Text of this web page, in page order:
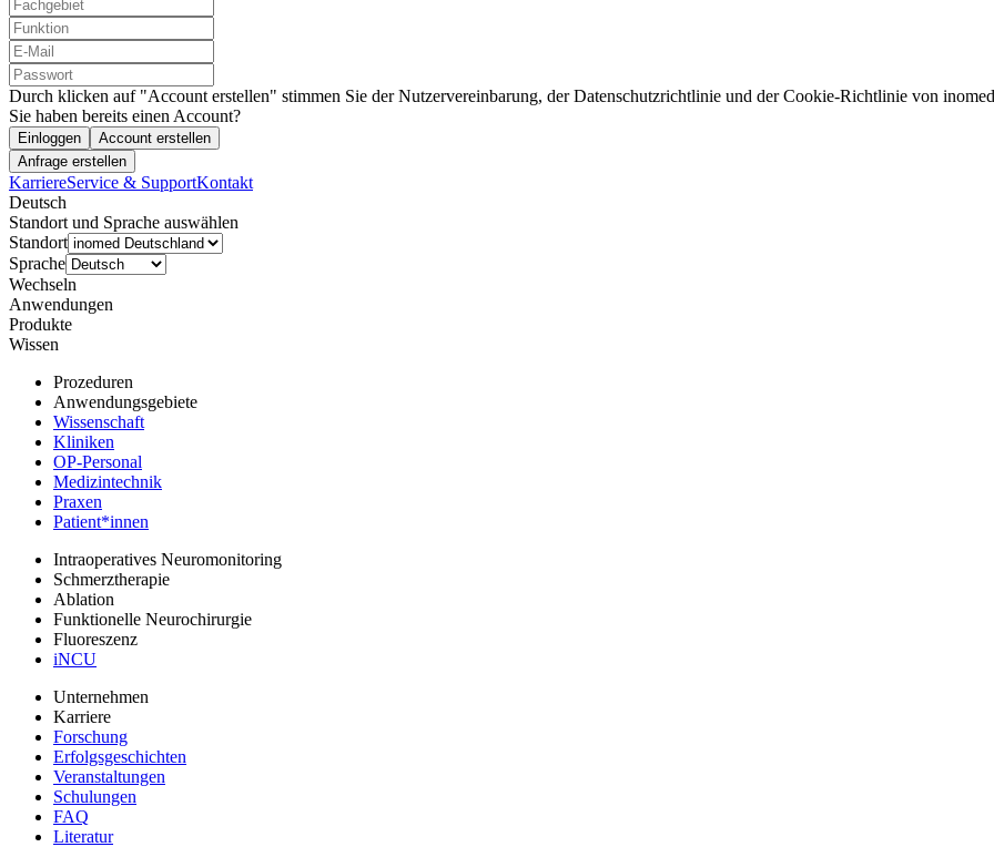
Durch klicken auf "Account erstellen" stimmen Sie der Nutzervereinbarung, der Datenschutzrichtlinie und der Cookie-Richtlinie von
Sie haben bereits einen Account?
Einloggen
Account erstellen
Anfrage erstellen
KarriereService & SupportKontakt
Deutsch
Standort und Sprache auswählen
Standort
Sprache
Wechseln
Anwendungen
Produkte
Wissen
Prozeduren
Anwendungsgebiete
Wissenschaft
Kliniken
OP-Personal
Medizintechnik
Praxen
Patient*innen
Intraoperatives Neuromonitoring
Schmerztherapie
Ablation
Funktionelle Neurochirurgie
Fluoreszenz
iNCU
Unternehmen
Karriere
Forschung
Erfolgsgeschichten
Veranstaltungen
Schulungen
FAQ
Literatur